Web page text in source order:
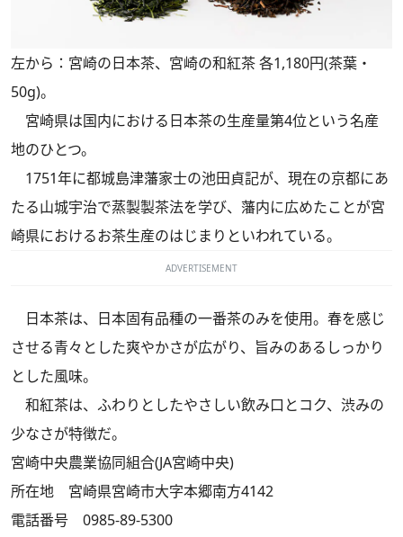
左から：宮崎の日本茶、宮崎の和紅茶 各1,180円(茶葉・
50g)。
宮崎県は国内における日本茶の生産量第4位という名産
地のひとつ。
1751年に都城島津藩家士の池田貞記が、現在の京都にあ
たる山城宇治で蒸製製茶法を学び、藩内に広めたことが宮
崎県におけるお茶生産のはじまりといわれている。
ADVERTISEMENT
日本茶は、日本固有品種の一番茶のみを使用。春を感じ
させる青々とした爽やかさが広がり、旨みのあるしっかり
とした風味。
和紅茶は、ふわりとしたやさしい飲み口とコク、渋みの
少なさが特徴だ。
宮崎中央農業協同組合(JA宮崎中央)
所在地 宮崎県宮崎市大字本郷南方4142
電話番号 0985-89-5300